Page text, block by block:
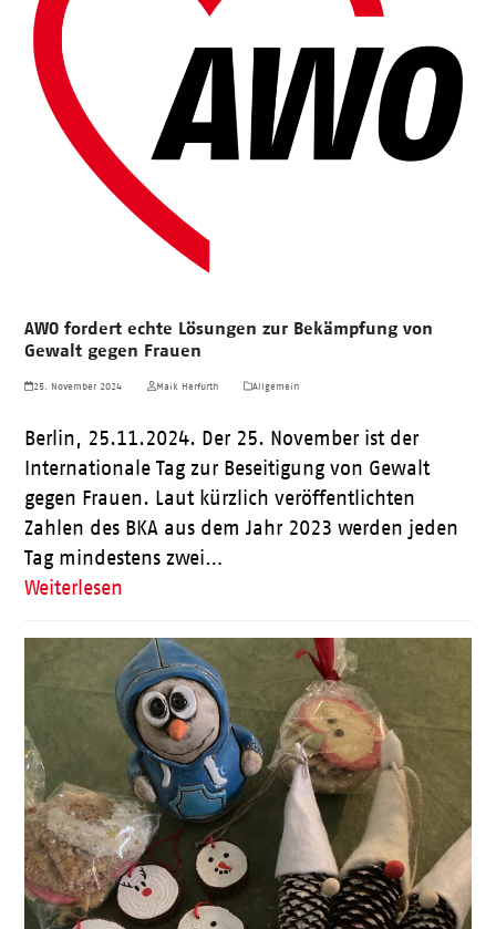
AWO fordert echte Lösungen zur Bekämpfung von
Gewalt gegen Frauen
25. November 2024 Maik Herfurth Allgemein
Berlin, 25.11.2024. Der 25. November ist der
Internationale Tag zur Beseitigung von Gewalt
gegen Frauen. Laut kürzlich veröffentlichten
Zahlen des BKA aus dem Jahr 2023 werden jeden
Tag mindestens zwei…
Weiterlesen